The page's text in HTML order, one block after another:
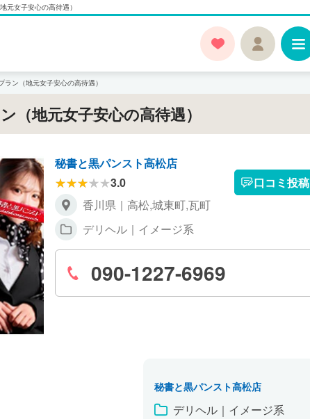
元女子安心の高待遇）
ラン（地元女子安心の高待遇）
（地元女子安心の高待遇）
秘書と黒パンスト高松店
3.0
口コミ投稿
香川県｜高松,城東町,瓦町
デリヘル｜イメージ系
090-1227-6969
秘書と黒パンスト高松店
デリヘル｜イメージ系